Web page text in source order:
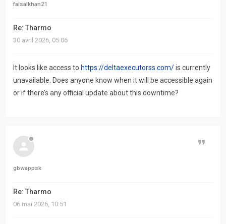
faisalkhan21
Re: Tharmo
30 avril 2026, 05:06
It looks like access to https://deltaexecutorss.com/is currently
unavailable. Does anyone know when it will be accessible again
or if there’s any official update about this downtime?
gbwappsk
Re: Tharmo
Citer
06 mai 2026, 10:51